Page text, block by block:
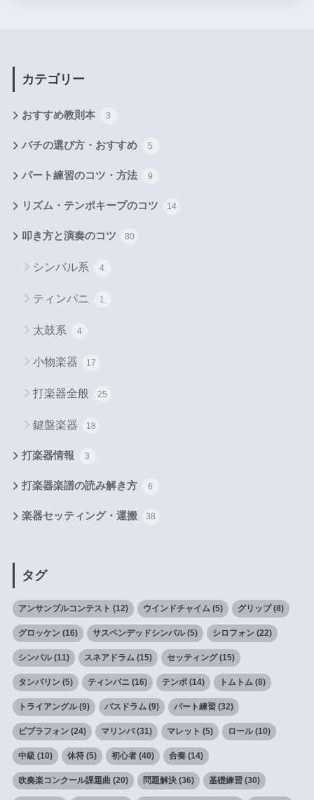
カテゴリー
おすすめ教則本 3
バチの選び方・おすすめ 5
パート練習のコツ・方法 9
リズム・テンポキープのコツ 14
叩き方と演奏のコツ 80
シンバル系 4
ティンパニ 1
太鼓系 4
小物楽器 17
打楽器全般 25
鍵盤楽器 18
打楽器情報 3
打楽器楽譜の読み解き方 6
楽器セッティング・運搬 38
タグ
アンサンブルコンテスト (12) ウインドチャイム(5) グリップ(8)
グロッケン(16) サスペンデッドシンバル(5) シロフォン(22)
シンバル(11) スネアドラム(15) セッティング(15)
タンバリン(5) ティンパニ(16) テンポ(14) トムトム(8)
トライアングル(9) バスドラム(9) パート練習(32)
ビブラフォン(24) マリンバ(31) マレット (5) ロール(10)
中級 (10) 休符(5) 初心者(40) 合奏(14)
吹奏楽コンクール課題曲 (20) 問題解決(36) 基礎練習(30)